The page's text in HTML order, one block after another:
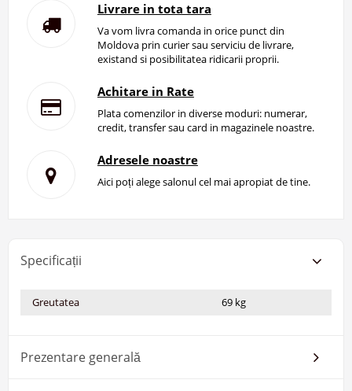
Livrare in tota tara
Va vom livra comanda in orice punct din
Moldova prin curier sau serviciu de livrare,
existand si posibilitatea ridicarii proprii.
Achitare in Rate
Plata comenzilor in diverse moduri: numerar,
credit, transfer sau card in magazinele noastre.
Adresele noastre
Aici poți alege salonul cel mai apropiat de tine.
Specificații
Greutatea 69 kg
Prezentare generală